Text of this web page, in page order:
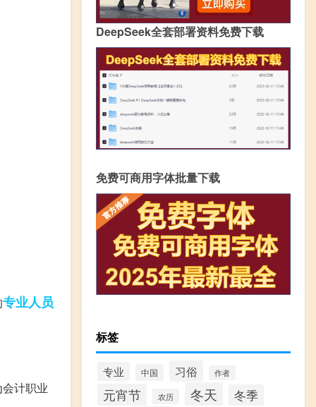
专业人员
计职业
DeepSeek全套部署资料免费下载
免费可商用字体批量下载
标签
专业 中国 习俗 作者
元宵节 农历 冬天 冬季